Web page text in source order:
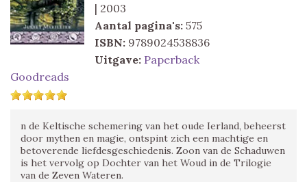
| 2003
Aantal pagina's: 575
ISBN: 9789024538836
Uitgave: Paperback
Goodreads
n de Keltische schemering van het oude Ierland, beheerst
door mythen en magie, ontspint zich een machtige en
betoverende liefdesgeschiedenis. Zoon van de Schaduwen
is het vervolg op Dochter van het Woud in de Trilogie
van de Zeven Wateren.